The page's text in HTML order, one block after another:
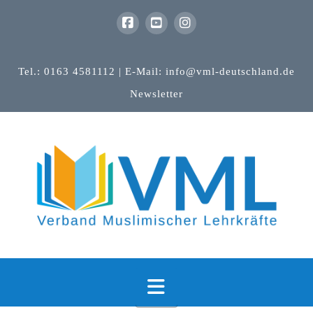
Tel.: 0163 4581112 | E-Mail: info@vml-deutschland.de
Newsletter
Navigation